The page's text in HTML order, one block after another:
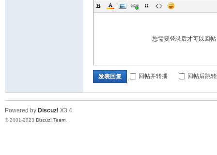
您需要登录后才可以回帖
发表回复 回帖并转播 回帖后跳
Powered by Discuz! X3.4
© 2001-2023 Discuz! Team